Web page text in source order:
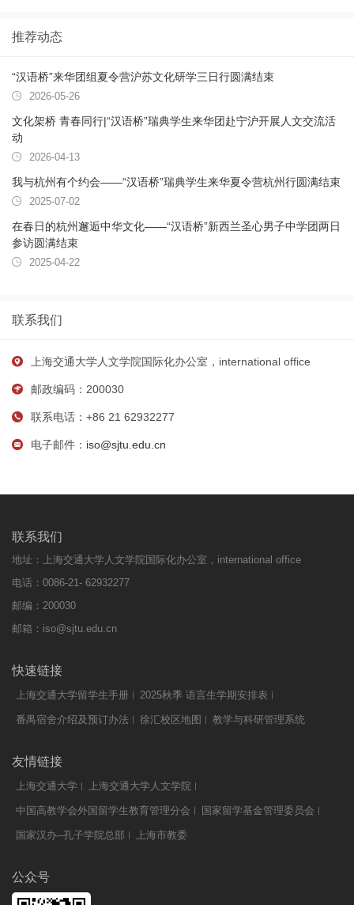
推荐动态
“汉语桥”来华团组夏令营沪苏文化研学三日行圆满结束
2026-05-26
文化架桥 青春同行|“汉语桥”瑞典学生来华团赴宁沪开展人文交流活
动
2026-04-13
我与杭州有个约会——“汉语桥”瑞典学生来华夏令营杭州行圆满结束
2025-07-02
在春日的杭州邂逅中华文化——“汉语桥”新西兰圣心男子中学团两日
参访圆满结束
2025-04-22
联系我们
上海交通大学人文学院国际化办公室，international office
邮政编码：200030
联系电话：+86 21 62932277
电子邮件： iso@sjtu.edu.cn
联系我们
地址：上海交通大学人文学院国际化办公室，international office
电话：0086-21- 62932277
邮编：200030
邮箱： iso@sjtu.edu.cn
快速链接
上海交通大学留学生手册 2025秋季 语言生学期安排表
番禺宿舍介绍及预订办法 徐汇校区地图 教学与科研管理系统
友情链接
上海交通大学 上海交通大学人文学院
中国高教学会外国留学生教育管理分会 国家留学基金管理委员会
国家汉办--孔子学院总部 上海市教委
公众号